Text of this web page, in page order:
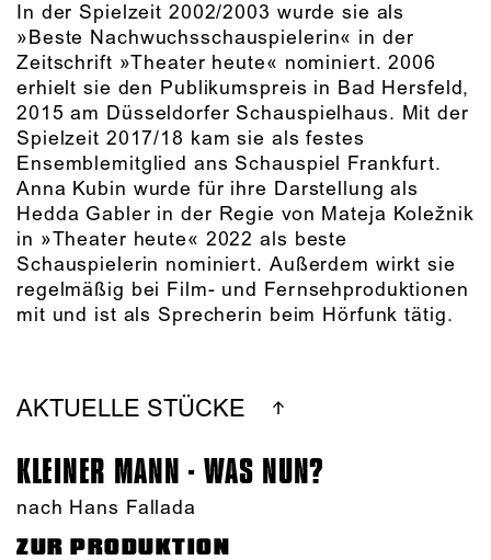
In der Spielzeit 2002/2003 wurde sie als
»Beste Nachwuchsschauspielerin« in der
Zeitschrift »Theater heute« nominiert. 2006
erhielt sie den Publikumspreis in Bad Hersfeld,
2015 am Düsseldorfer Schauspielhaus. Mit der
Spielzeit 2017/18 kam sie als festes
Ensemblemitglied ans Schauspiel Frankfurt.
Anna Kubin wurde für ihre Darstellung als
Hedda Gabler in der Regie von Mateja Koležnik
in »Theater heute« 2022 als beste
Schauspielerin nominiert. Außerdem wirkt sie
regelmäßig bei Film- und Fernsehproduktionen
mit und ist als Sprecherin beim Hörfunk tätig.
AKTUELLE STÜCKE
KLEINER MANN - WAS NUN?
nach Hans Fallada
ZUR PRODUKTION